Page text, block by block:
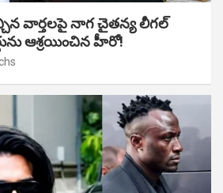
వార్తలపై నాగ చైతన్య లీగల్
ఆశ్రయించిన హీరో!